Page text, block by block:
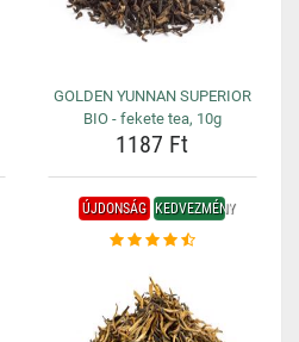
GOLDEN YUNNAN SUPERIOR
BIO - fekete tea, 10g
1187 Ft
ÚJDONSÁG KEDVEZMÉNY